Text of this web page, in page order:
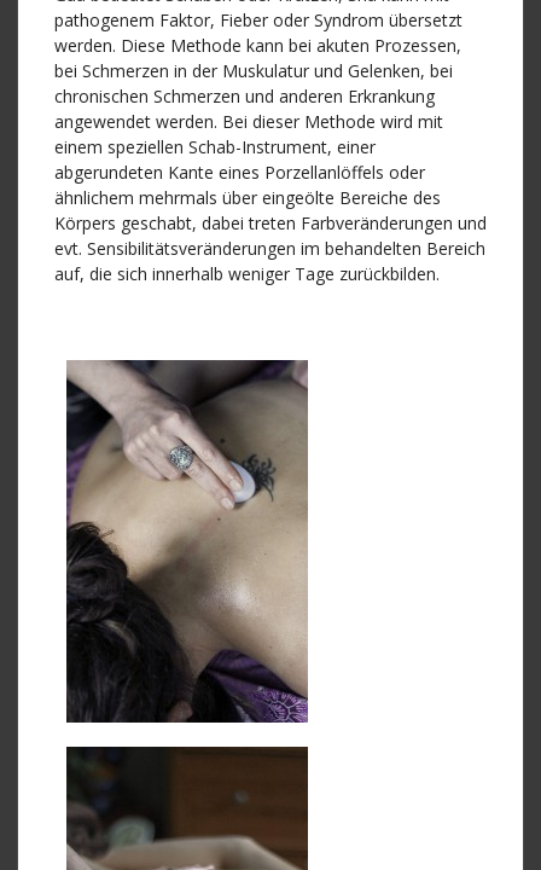
pathogenem Faktor, Fieber oder Syndrom übersetzt
werden. Diese Methode kann bei akuten Prozessen,
bei Schmerzen in der Muskulatur und Gelenken, bei
chronischen Schmerzen und anderen Erkrankung
angewendet werden. Bei dieser Methode wird mit
einem speziellen Schab-Instrument, einer
abgerundeten Kante eines Porzellanlöffels oder
ähnlichem mehrmals über eingeölte Bereiche des
Körpers geschabt, dabei treten Farbveränderungen und
evt. Sensibilitätsveränderungen im behandelten Bereich
auf, die sich innerhalb weniger Tage zurückbilden.